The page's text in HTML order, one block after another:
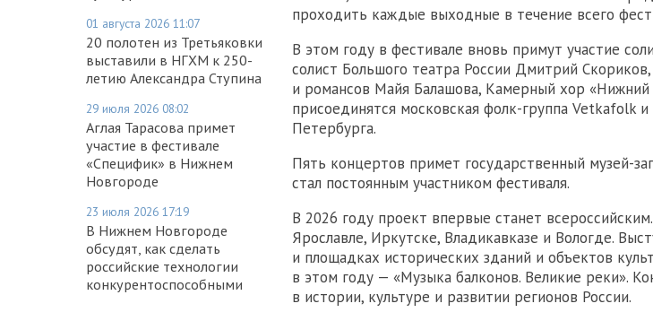
01 августа 2026 11:07
20 полотен из Третьяковки
выставили в НГХМ к 250-
летию Александра Ступина
29 июля 2026 08:02
Аглая Тарасова примет
участие в фестивале
«Специфик» в Нижнем
Новгороде
23 июля 2026 17:19
В Нижнем Новгороде
обсудят, как сделать
российские технологии
конкурентоспособными
проходить каждые выходные в течение всего
В этом году в фестивале вновь примут участие
солист Большого театра России Дмитрий
и романсов Майя Балашова, Камерный хор
присоединятся московская фолк-группа Vetkafolk
Петербурга.
Пять концертов примет государственный музей-
стал постоянным участником фестиваля.
В 2026 году проект впервые станет
Ярославле, Иркутске, Владикавказе и Вологде.
и площадках исторических зданий и объектов
в этом году — «Музыка балконов. Великие реки».
в истории, культуре и развитии регионов России.